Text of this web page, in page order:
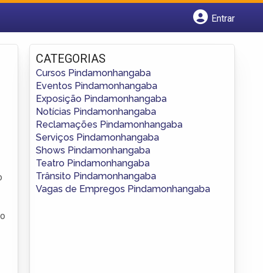
Entrar
Fazer login
Criar conta
CATEGORIAS
Cursos Pindamonhangaba
Eventos Pindamonhangaba
Exposição Pindamonhangaba
Notícias Pindamonhangaba
Reclamações Pindamonhangaba
Serviços Pindamonhangaba
Shows Pindamonhangaba
Teatro Pindamonhangaba
Trânsito Pindamonhangaba
Vagas de Empregos Pindamonhangaba